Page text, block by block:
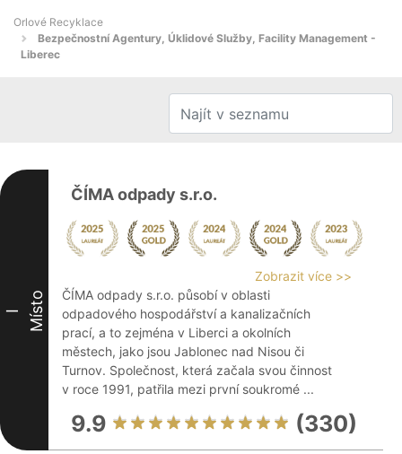
Orlové Recyklace
Bezpečnostní Agentury, Úklidové Služby, Facility Management -
Liberec
I Místo
ČÍMA odpady s.r.o.
Zobrazit více >>
ČÍMA odpady s.r.o. působí v oblasti
odpadového hospodářství a kanalizačních
prací, a to zejména v Liberci a okolních
městech, jako jsou Jablonec nad Nisou či
Turnov. Společnost, která začala svou činnost
v roce 1991, patřila mezi první soukromé ...
9.9 (330)